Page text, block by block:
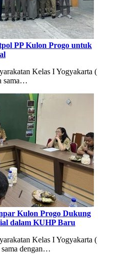
PP Kulon Progo untuk
Kelas I Yogyakarta (
sama…
Kulon Progo Dukung
dalam KUHP Baru
Kelas I Yogyakarta (
sama dengan…